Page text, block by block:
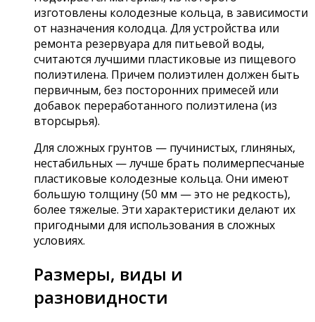
изготовлены колодезные кольца, в зависимости
от назначения колодца. Для устройства или
ремонта резервуара для питьевой воды,
считаются лучшими пластиковые из пищевого
полиэтилена. Причем полиэтилен должен быть
первичным, без посторонних примесей или
добавок переработанного полиэтилена (из
вторсырья).
Для сложных грунтов — пучинистых, глиняных,
нестабильных — лучше брать полимерпесчаные
пластиковые колодезные кольца. Они имеют
большую толщину (50 мм — это не редкость),
более тяжелые. Эти характеристики делают их
пригодными для использования в сложных
условиях.
Размеры, виды и
разновидности